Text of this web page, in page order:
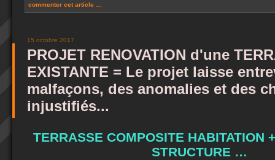
commenter cet article
15 octobre 2017
PROJET RENOVATION d'une
EXISTANTE = Le projet laisse
malfaçons, des anomalies et des
injustifiés...
TERRASSE COMPOSITE HABITATION
STRUCTURE …